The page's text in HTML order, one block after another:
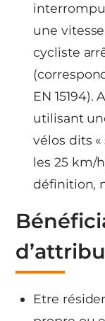
une
cycliste
EN 15194).
utilisant
vélos dits
les 25 km/
définition,
Etre